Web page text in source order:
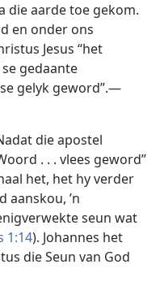
die aarde toe gekom.
en onder ons
Jesus “het
gedaante
gelyk geword”.—
die apostel
. . . vlees geword”
het, het hy verder
aanskou, ’n
seun wat
1:14). Johannes het
die Seun van God